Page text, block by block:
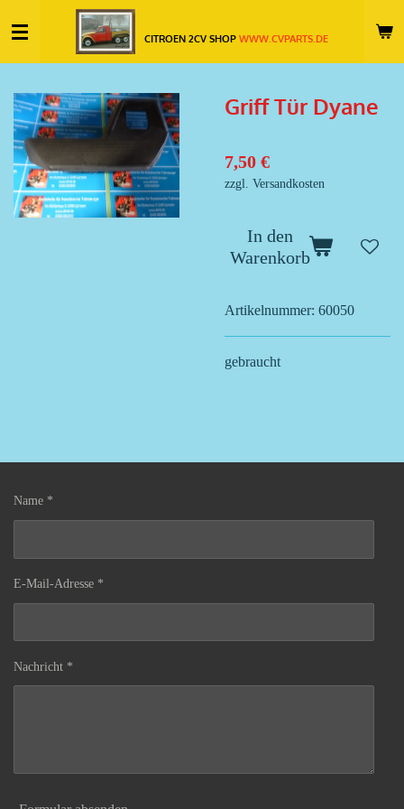
Hauptinhalt
springen
CITROEN 2CV SHOPWWW.CVPARTS.DE
Griff Tür Dyane
7,50 €
zzgl. Versandkosten
In den
Warenkorb
Artikelnummer: 60050
gebraucht
Name *
E-Mail-Adresse *
Nachricht *